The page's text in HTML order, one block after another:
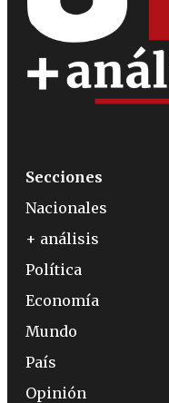
Secciones
Nacionales
+ análisis
Política
Economía
Mundo
País
Opinión